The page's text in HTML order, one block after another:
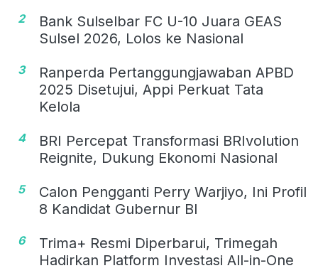
2
Bank Sulselbar FC U-10 Juara GEAS
Sulsel 2026, Lolos ke Nasional
3
Ranperda Pertanggungjawaban APBD
2025 Disetujui, Appi Perkuat Tata
Kelola
4
BRI Percepat Transformasi BRIvolution
Reignite, Dukung Ekonomi Nasional
5
Calon Pengganti Perry Warjiyo, Ini Profil
8 Kandidat Gubernur BI
6
Trima+ Resmi Diperbarui, Trimegah
Hadirkan Platform Investasi All-in-One